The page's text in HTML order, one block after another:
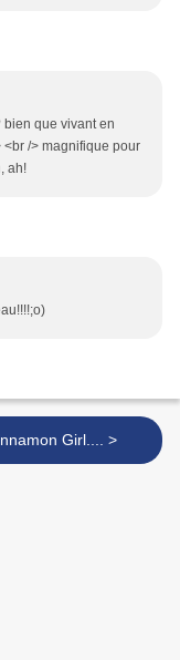
que vivant en
/> magnifique pour
ah!
Cinnamon Girl.... >